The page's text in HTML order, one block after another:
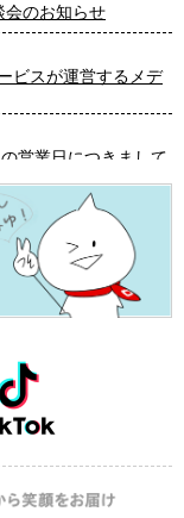
会のお知らせ
ビスが運営するメデ
営業日につきまして
デー』実施のお知ら
営するメディアで